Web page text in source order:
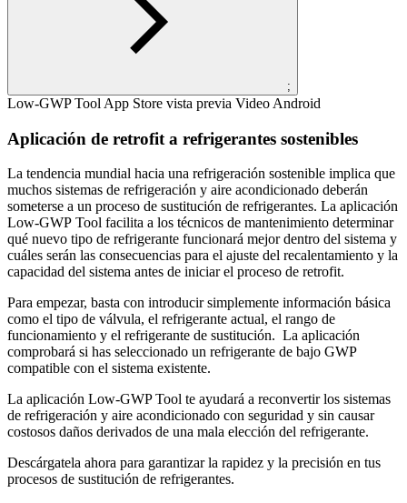
;
Low-GWP Tool App Store vista previa Video Android
Aplicación de retrofit a refrigerantes sostenibles
La tendencia mundial hacia una refrigeración sostenible implica que
muchos sistemas de refrigeración y aire acondicionado deberán
someterse a un proceso de sustitución de refrigerantes. La aplicación
Low-GWP Tool facilita a los técnicos de mantenimiento determinar
qué nuevo tipo de refrigerante funcionará mejor dentro del sistema y
cuáles serán las consecuencias para el ajuste del recalentamiento y la
capacidad del sistema antes de iniciar el proceso de retrofit.
Para empezar, basta con introducir simplemente información básica
como el tipo de válvula, el refrigerante actual, el rango de
funcionamiento y el refrigerante de sustitución. La aplicación
comprobará si has seleccionado un refrigerante de bajo GWP
compatible con el sistema existente.
La aplicación Low-GWP Tool te ayudará a reconvertir los sistemas
de refrigeración y aire acondicionado con seguridad y sin causar
costosos daños derivados de una mala elección del refrigerante.
Descárgatela ahora para garantizar la rapidez y la precisión en tus
procesos de sustitución de refrigerantes.